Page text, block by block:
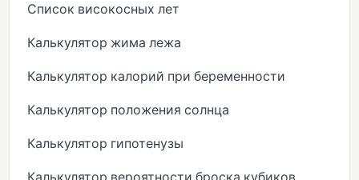
Список високосных лет
Калькулятор жима лежа
Калькулятор калорий при беременности
Калькулятор положения солнца
Калькулятор гипотенузы